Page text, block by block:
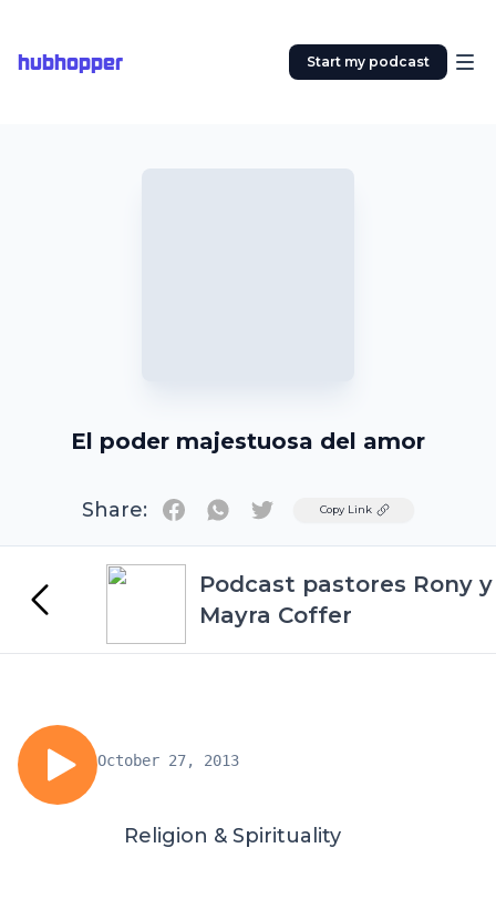
hubhopper Start my podcast
El poder majestuosa del amor
Share: TwitterCopy Link
Podcast pastores Rony y
Mayra Coffer
October 27, 2013
Religion & Spirituality